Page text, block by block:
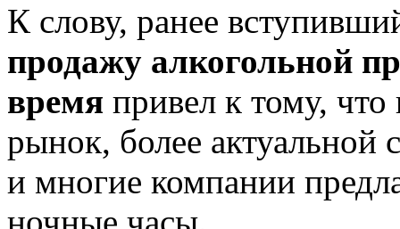
К слову, ранее
продажу алкогольной
время привел к тому,
рынок, более актуальной
и многие компании
ночные часы.